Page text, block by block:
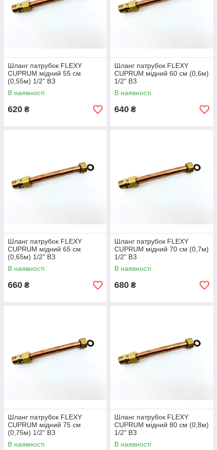
Шланг патрубок FLEXY
CUPRUM мідний 55 см
(0,55м) 1/2" ВЗ
В наявності
620 ₴
Шланг патрубок FLEXY
CUPRUM мідний 60 см (0,6м)
1/2" ВЗ
В наявності
640 ₴
Шланг патрубок FLEXY
CUPRUM мідний 65 см
(0,65м) 1/2" ВЗ
В наявності
660 ₴
Шланг патрубок FLEXY
CUPRUM мідний 70 см (0,7м)
1/2" ВЗ
В наявності
680 ₴
Шланг патрубок FLEXY
CUPRUM мідний 75 см
(0,75м) 1/2" ВЗ
В наявності
Шланг патрубок FLEXY
CUPRUM мідний 80 см (0,8м)
1/2" ВЗ
В наявності